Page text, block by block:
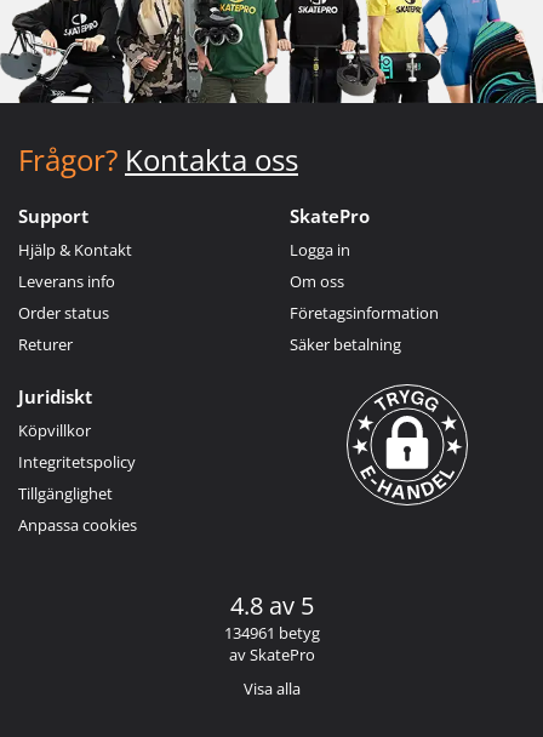
Frågor? Kontakta oss
Support
Hjälp & Kontakt
Leverans info
Order status
Returer
SkatePro
Logga in
Om oss
Företagsinformation
Säker betalning
Juridiskt
Köpvillkor
Integritetspolicy
Tillgänglighet
Anpassa cookies
4.8 av 5
134961 betyg
av SkatePro
Visa alla